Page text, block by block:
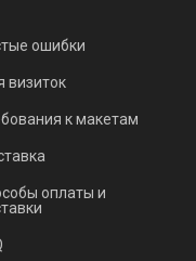
ошибки
визиток
к макетам
оплаты и